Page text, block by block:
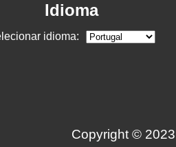
Idioma
idioma:
Copyright ©